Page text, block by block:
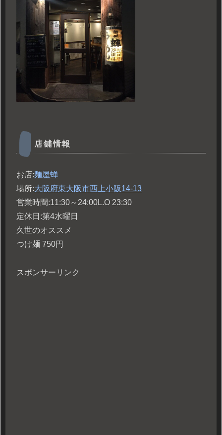
店舗情報
お店:麺屋蝉
場所:大阪府東大阪市西上小阪14-13
営業時間:11:30～24:00L.O 23:30
定休日:第4水曜日
久世のオススメ
つけ麺 750円
スポンサーリンク